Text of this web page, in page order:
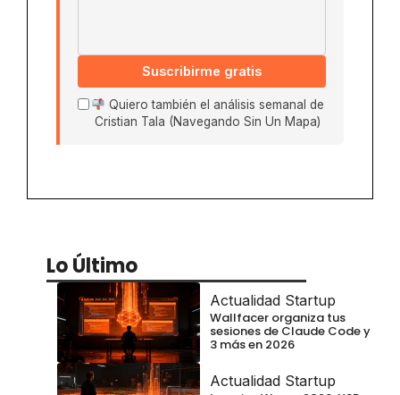
Suscribirme gratis
Quiero también el análisis semanal de
Cristian Tala (Navegando Sin Un Mapa)
Lo Último
Actualidad Startup
Wallfacer organiza tus
sesiones de Claude Code y
3 más en 2026
Actualidad Startup